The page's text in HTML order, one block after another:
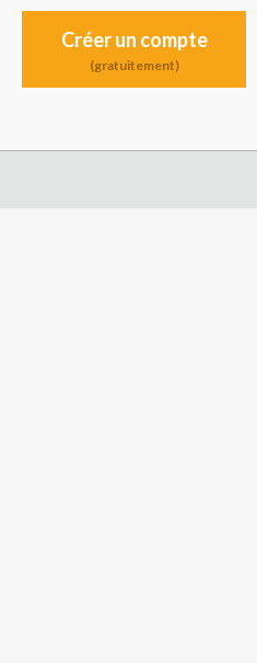
Créer un compte
(gratuitement)